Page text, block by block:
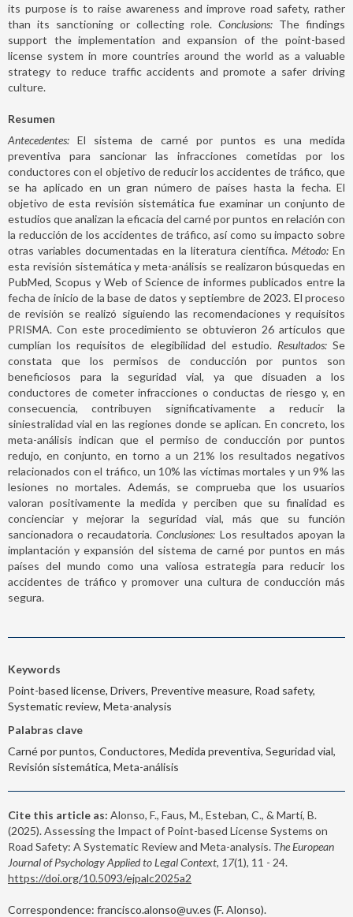
its purpose is to raise awareness and improve road safety, rather
than its sanctioning or collecting role. Conclusions: The findings
support the implementation and expansion of the point-based
license system in more countries around the world as a valuable
strategy to reduce traffic accidents and promote a safer driving
culture.
Resumen
Antecedentes: El sistema de carné por puntos es una medida
preventiva para sancionar las infracciones cometidas por los
conductores con el objetivo de reducir los accidentes de tráfico, que
se ha aplicado en un gran número de países hasta la fecha. El
objetivo de esta revisión sistemática fue examinar un conjunto de
estudios que analizan la eficacia del carné por puntos en relación con
la reducción de los accidentes de tráfico, así como su impacto sobre
otras variables documentadas en la literatura científica. Método: En
esta revisión sistemática y meta-análisis se realizaron búsquedas en
PubMed, Scopus y Web of Science de informes publicados entre la
fecha de inicio de la base de datos y septiembre de 2023. El proceso
de revisión se realizó siguiendo las recomendaciones y requisitos
PRISMA. Con este procedimiento se obtuvieron 26 artículos que
cumplían los requisitos de elegibilidad del estudio. Resultados:Se
constata que los permisos de conducción por puntos son
beneficiosos para la seguridad vial, ya que disuaden a los
conductores de cometer infracciones o conductas de riesgo y, en
consecuencia, contribuyen significativamente a reducir la
siniestralidad vial en las regiones donde se aplican. En concreto, los
meta-análisis indican que el permiso de conducción por puntos
redujo, en conjunto, en torno a un 21% los resultados negativos
relacionados con el tráfico, un 10% las víctimas mortales y un 9% las
lesiones no mortales. Además, se comprueba que los usuarios
valoran positivamente la medida y perciben que su finalidad es
concienciar y mejorar la seguridad vial, más que su función
sancionadora o recaudatoria.Conclusiones: Los resultados apoyan la
implantación y expansión del sistema de carné por puntos en más
países del mundo como una valiosa estrategia para reducir los
accidentes de tráfico y promover una cultura de conducción más
segura.
Keywords
Point-based license, Drivers, Preventive measure, Road safety,
Systematic review, Meta-analysis
Palabras clave
Carné por puntos, Conductores, Medida preventiva, Seguridad vial,
Revisión sistemática, Meta-análisis
Cite this article as: Alonso, F., Faus, M., Esteban, C., & Martí, B.
(2025). Assessing the Impact of Point-based License Systems on
Road Safety: A Systematic Review and Meta-analysis. The European
Journal of Psychology Applied to Legal Context, 17(1), 11 - 24.
https://doi.org/10.5093/ejpalc2025a2
Correspondence: francisco.alonso@uv.es (F. Alonso).